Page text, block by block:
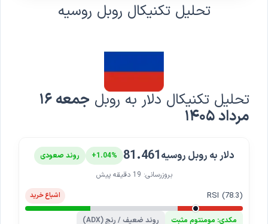
تحلیل تکنیکال روبل روسیه
تحلیل تکنیکال دلار به روبل جمعه ۱۶
مرداد ۱۴۰۵
دلار به روبل روسیه81.461
+1.04%
روند صعودی
بروزرسانی: 19 دقیقه پیش
RSI (78.3) اشباع خرید
مکدی: مومنتوم مثبت روند ضعیف / رنج (ADX)